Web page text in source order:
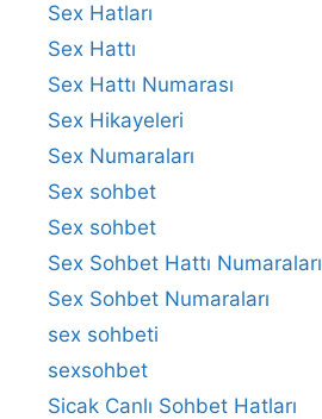
Sex Hatları
Sex Hattı
Sex Hattı Numarası
Sex Hikayeleri
Sex Numaraları
Sex sohbet
Sex sohbet
Sex Sohbet Hattı Numaraları
Sex Sohbet Numaraları
sex sohbeti
sexsohbet
Sicak Canlı Sohbet Hatları